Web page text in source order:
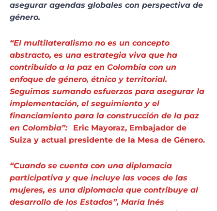
asegurar agendas globales con perspectiva de
género.
“El multilateralismo no es un concepto
abstracto, es una estrategia viva que ha
contribuido a la paz en Colombia con un
enfoque de género, étnico y territorial.
Seguimos sumando esfuerzos para asegurar la
implementación, el seguimiento y el
financiamiento para la construcción de la paz
en Colombia”:
Eric Mayoraz, Embajador de
Suiza y actual presidente de la Mesa de Género.
“Cuando se cuenta con una diplomacia
participativa y que incluye las voces de las
mujeres, es una diplomacia que contribuye al
desarrollo de los Estados”, María Inés